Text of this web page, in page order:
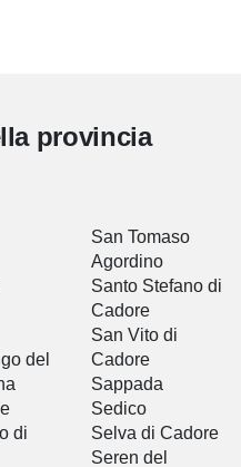
provincia
del
di
San Tomaso
Agordino
Santo Stefano di
Cadore
San Vito di
Cadore
Sappada
Sedico
Selva di Cadore
Seren del